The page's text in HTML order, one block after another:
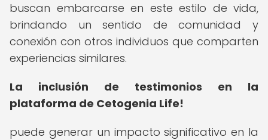
buscan embarcarse en este estilo de vida,
brindando un sentido de comunidad y
conexión con otros individuos que comparten
experiencias similares.
La inclusión de testimonios en la
plataforma de Cetogenia Life!
puede generar un impacto significativo en la